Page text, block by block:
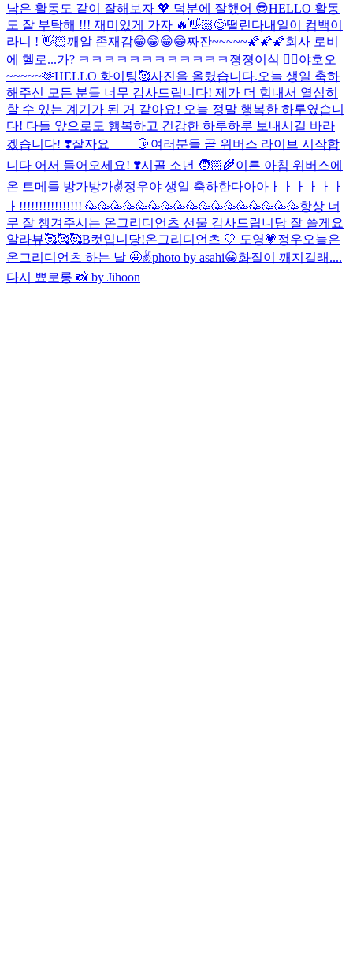
남은 활동도 같이 잘해보자 💖 덕분에 잘했어 😎HELLO 활동
도 잘 부탁해 !!! 재미있게 가자 🔥👋🏻😊떨린다내일이 컴백이
라니 ! 👋🏻깨알 존재감😁😁😁😁짜잔~~~~~🌠🌠🌠회사 로비
에 헬로...가? ㅋㅋㅋㅋㅋㅋㅋㅋㅋㅋㅋㅋ 졍졍이식 ✌🏻야호오
~~~~~🫶HELLO 화이팅🥰사진을 올렸습니다.오늘 생일 축하
해주신 모든 분들 너무 감사드립니다! 제가 더 힘내서 열심히
할 수 있는 계기가 된 거 같아요! 오늘 정말 행복한 하루였습니
다! 다들 앞으로도 행복하고 건강한 하루하루 보내시길 바라
겠습니다! ❣️잘자요____ 🌛 여러분들 곧 위버스 라이브 시작합
니다 어서 들어오세요! ❣️시골 소년 🧑🏻‍🌾이른 아침 위버스에
온 트메들 방가방가✌️정우야 생일 축하한다아아ㅏㅏㅏㅏㅏㅏ
ㅏ!!!!!!!!!!!!!!!! 🥳🥳🥳🥳🥳🥳🥳🥳🥳🥳🥳🥳🥳🥳🥳🥳🥳항상 너
무 잘 챙겨주시는 온그리디언츠 선물 감사드립니당 잘 쓸게요
알라뷰🥰🥰🥰B컷입니당!온그리디언츠 🤍 도영💗정우오늘은
온그리디언츠 하는 날 🤩✌️photo by asahi😀화질이 깨지길래....
다시 뾰로롱 📸 by Jihoon